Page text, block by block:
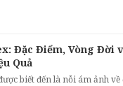
Đặc Điểm, Vòng Đời
Quả
biết đến là nỗi ám ảnh